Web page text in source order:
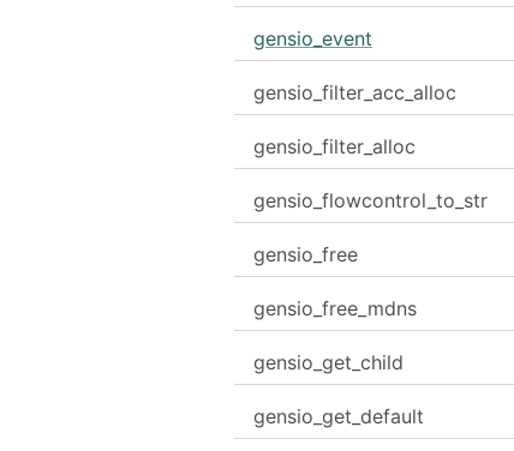
gensio_event
gensio_filter_acc_alloc
gensio_filter_alloc
gensio_flowcontrol_to_str
gensio_free
gensio_free_mdns
gensio_get_child
gensio_get_default